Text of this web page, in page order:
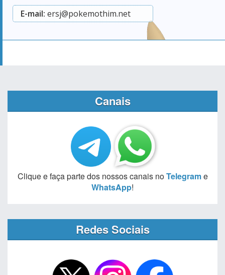
E-mail: ersj@pokemothim.net
Canais
Clique e faça parte dos nossos canais noTelegrame
WhatsApp!
Redes Sociais